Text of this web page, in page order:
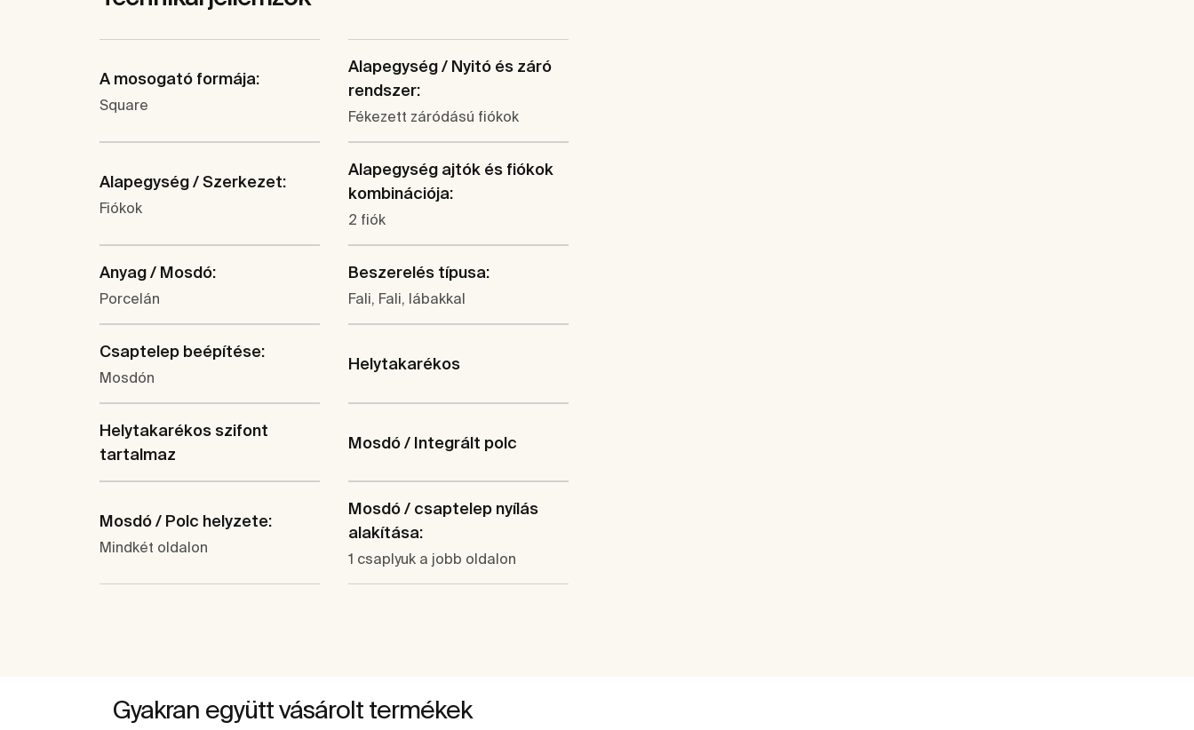
A mosogató formája:
Square
Alapegység / Nyitó és záró
rendszer:
Fékezett záródású fiókok
Alapegység / Szerkezet:
Fiókok
Alapegység ajtók és fiókok
kombinációja:
2 fiók
Anyag / Mosdó:
Porcelán
Beszerelés típusa:
Fali, Fali, lábakkal
Csaptelep beépítése:
Mosdón
Helytakarékos
Helytakarékos szifont
tartalmaz
Mosdó / Integrált polc
Mosdó / Polc helyzete:
Mindkét oldalon
Mosdó / csaptelep nyílás
alakítása:
1 csaplyuk a jobb oldalon
Gyakran együtt vásárolt termékek